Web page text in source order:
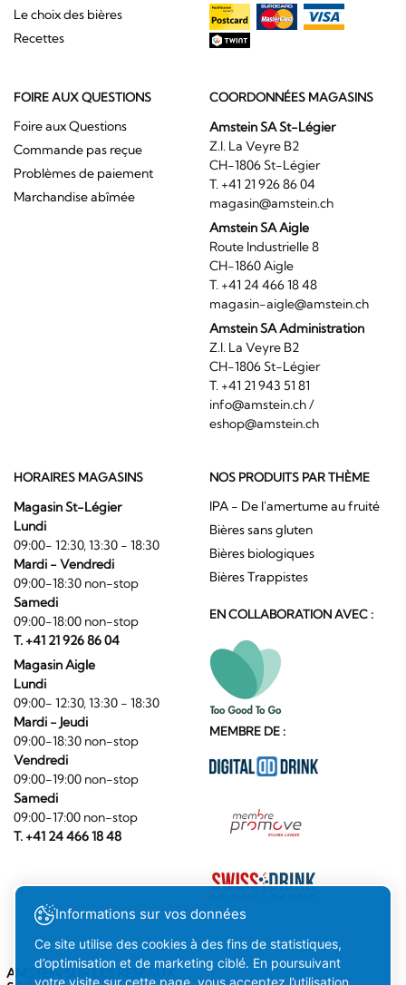
Le choix des bières
Recettes
FOIRE AUX QUESTIONS
Foire aux Questions
Commande pas reçue
Problèmes de paiement
Marchandise abîmée
COORDONNÉES MAGASINS
Amstein SA St-Légier
Z.I. La Veyre B2
CH-1806 St-Légier
T. +41 21 926 86 04
magasin@amstein.ch
Amstein SA Aigle
Route Industrielle 8
CH-1860 Aigle
T. +41 24 466 18 48
magasin-aigle@amstein.ch
Amstein SA Administration
Z.I. La Veyre B2
CH-1806 St-Légier
T. +41 21 943 51 81
info@amstein.ch/
eshop@amstein.ch
HORAIRES MAGASINS
Magasin St-Légier
Lundi
09:00- 12:30, 13:30 - 18:30
Mardi - Vendredi
09:00-18:30 non-stop
Samedi
09:00-18:00 non-stop
T. +41 21 926 86 04
Magasin Aigle
Lundi
09:00- 12:30, 13:30 - 18:30
Mardi - Jeudi
09:00-18:30 non-stop
Vendredi
09:00-19:00 non-stop
Samedi
09:00-17:00 non-stop
T. +41 24 466 18 48
NOS PRODUITS PAR THÈME
IPA - De l'amertume au fruité
Bières sans gluten
Bières biologiques
Bières Trappistes
EN COLLABORATION AVEC :
MEMBRE DE :
AMSTEIN SUR LES RÉSEAUX
Informations sur vos données
Ce site utilise des cookies à des fins de statistiques,
d’optimisation et de marketing ciblé. En poursuivant